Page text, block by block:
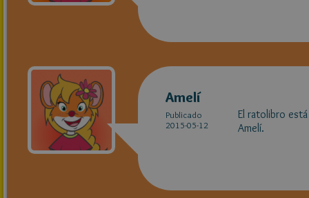
Amelí
Publicado
2015-05-12
El ratolibro
Amelí.